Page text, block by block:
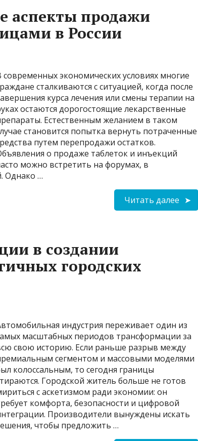
аспекты продажи
в России
современных экономических условиях многие
сталкиваются с ситуацией, когда после
курса лечения или смены терапии на
остаются дорогостоящие лекарственные
Естественным желанием в таком
становится попытка вернуть потраченные
путем перепродажи остатков.
о продаже таблеток и инъекций
можно встретить на форумах, в
Однако …
Читать далее
в создании
городских
индустрия переживает один из
масштабных периодов трансформации за
свою историю. Если раньше разрыв между
сегментом и массовыми моделями
колоссальным, то сегодня границы
Городской житель больше не готов
с аскетизмом ради экономии: он
комфорта, безопасности и цифровой
Производители вынуждены искать
чтобы предложить …